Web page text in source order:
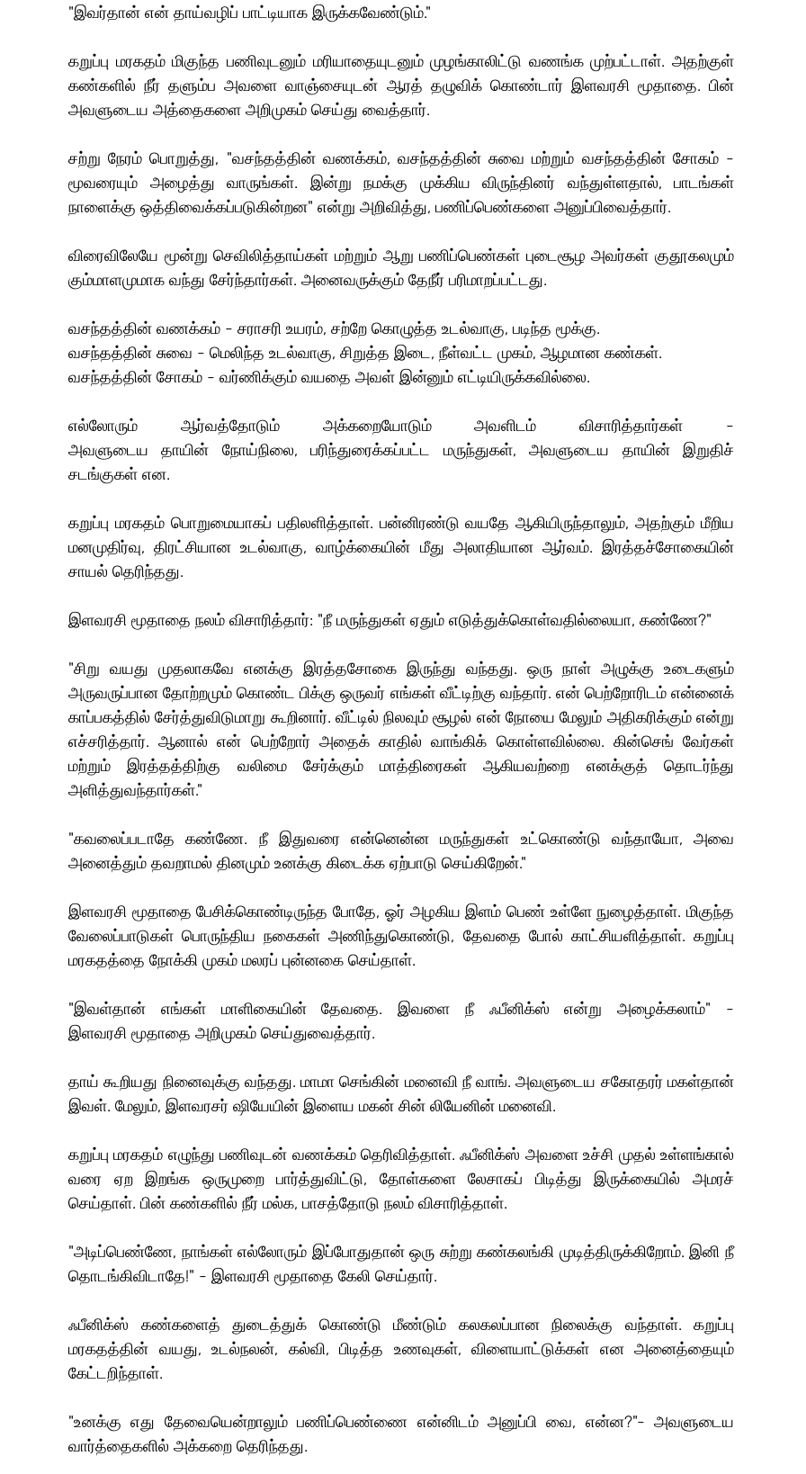
"இவர்தான் என் தாய்வழிப் பாட்டியாக இருக்கவேண்டும்."
கறுப்பு மரகதம் மிகுந்த பணிவுடனும் மரியாதையுடனும் முழங்காலிட்டு வணங்க முற்பட்டாள். அதற்குள்
கண்களில் நீர் தளும்ப அவளை வாஞ்சையுடன் ஆரத் தழுவிக் கொண்டார் இளவரசி மூதாதை. பின்
அவளுடைய அத்தைகளை அறிமுகம் செய்து வைத்தார்.
சற்று நேரம் பொறுத்து, "வசந்தத்தின் வணக்கம், வசந்தத்தின் சுவை மற்றும் வசந்தத்தின் சோகம் -
மூவரையும் அழைத்து வாருங்கள். இன்று நமக்கு முக்கிய விருந்தினர் வந்துள்ளதால், பாடங்கள்
நாளைக்கு ஒத்திவைக்கப்படுகின்றன" என்று அறிவித்து, பணிப்பெண்களை அனுப்பிவைத்தார்.
விரைவிலேயே மூன்று செவிலித்தாய்கள் மற்றும் ஆறு பணிப்பெண்கள் புடைசூழ அவர்கள் குதூகலமும்
கும்மாளமுமாக வந்து சேர்ந்தார்கள். அனைவருக்கும் தேநீர் பரிமாறப்பட்டது.
வசந்தத்தின் வணக்கம் - சராசரி உயரம், சற்றே கொழுத்த உடல்வாகு, படிந்த மூக்கு.
வசந்தத்தின் சுவை - மெலிந்த உடல்வாகு, சிறுத்த இடை, நீள்வட்ட முகம், ஆழமான கண்கள்.
வசந்தத்தின் சோகம் - வர்ணிக்கும் வயதை அவள் இன்னும் எட்டியிருக்கவில்லை.
எல்லோரும் ஆர்வத்தோடும் அக்கறையோடும் அவளிடம் விசாரித்தார்கள் -
அவளுடைய தாயின் நோய்நிலை, பரிந்துரைக்கப்பட்ட மருந்துகள், அவளுடைய தாயின் இறுதிச்
சடங்குகள் என.
கறுப்பு மரகதம் பொறுமையாகப் பதிலளித்தாள். பன்னிரண்டு வயதே ஆகியிருந்தாலும், அதற்கும் மீறிய
மனமுதிர்வு, திரட்சியான உடல்வாகு, வாழ்க்கையின் மீது அலாதியான ஆர்வம். இரத்தச்சோகையின்
சாயல் தெரிந்தது.
இளவரசி மூதாதை நலம் விசாரித்தார்: "நீ மருந்துகள் ஏதும் எடுத்துக்கொள்வதில்லையா, கண்ணே?"
"சிறு வயது முதலாகவே எனக்கு இரத்தசோகை இருந்து வந்தது. ஒரு நாள் அழுக்கு உடைகளும்
அருவருப்பான தோற்றமும் கொண்ட பிக்கு ஒருவர் எங்கள் வீட்டிற்கு வந்தார். என் பெற்றோரிடம் என்னைக்
காப்பகத்தில் சேர்த்துவிடுமாறு கூறினார். வீட்டில் நிலவும் சூழல் என் நோயை மேலும் அதிகரிக்கும் என்று
எச்சரித்தார். ஆனால் என் பெற்றோர் அதைக் காதில் வாங்கிக் கொள்ளவில்லை. கின்செங் வேர்கள்
மற்றும் இரத்தத்திற்கு வலிமை சேர்க்கும் மாத்திரைகள் ஆகியவற்றை எனக்குத் தொடர்ந்து
அளித்துவந்தார்கள்."
"கவலைப்படாதே கண்ணே. நீ இதுவரை என்னென்ன மருந்துகள் உட்கொண்டு வந்தாயோ, அவை
அனைத்தும் தவறாமல் தினமும் உனக்கு கிடைக்க ஏற்பாடு செய்கிறேன்."
இளவரசி மூதாதை பேசிக்கொண்டிருந்த போதே, ஓர் அழகிய இளம் பெண் உள்ளே நுழைத்தாள். மிகுந்த
வேலைப்பாடுகள் பொருந்திய நகைகள் அணிந்துகொண்டு, தேவதை போல் காட்சியளித்தாள். கறுப்பு
மரகதத்தை நோக்கி முகம் மலரப் புன்னகை செய்தாள்.
"இவள்தான் எங்கள் மாளிகையின் தேவதை. இவளை நீ ஃபீனிக்ஸ் என்று அழைக்கலாம்" -
இளவரசி மூதாதை அறிமுகம் செய்துவைத்தார்.
தாய் கூறியது நினைவுக்கு வந்தது. மாமா செங்கின் மனைவி நீ வாங். அவளுடைய சகோதரர் மகள்தான்
இவள். மேலும், இளவரசர் ஷியேயின் இளைய மகன் சின் லியேனின் மனைவி.
கறுப்பு மரகதம் எழுந்து பணிவுடன் வணக்கம் தெரிவித்தாள். ஃபீனிக்ஸ் அவளை உச்சி முதல் உள்ளங்கால்
வரை ஏற இறங்க ஒருமுறை பார்த்துவிட்டு, தோள்களை லேசாகப் பிடித்து இருக்கையில் அமரச்
செய்தாள். பின் கண்களில் நீர் மல்க, பாசத்தோடு நலம் விசாரித்தாள்.
"அடிப்பெண்ணே, நாங்கள் எல்லோரும் இப்போதுதான் ஒரு சுற்று கண்கலங்கி முடித்திருக்கிறோம். இனி நீ
தொடங்கிவிடாதே!" - இளவரசி மூதாதை கேலி செய்தார்.
ஃபீனிக்ஸ் கண்களைத் துடைத்துக் கொண்டு மீண்டும் கலகலப்பான நிலைக்கு வந்தாள். கறுப்பு
மரகதத்தின் வயது, உடல்நலன், கல்வி, பிடித்த உணவுகள், விளையாட்டுக்கள் என அனைத்தையும்
கேட்டறிந்தாள்.
"உனக்கு எது தேவையென்றாலும் பணிப்பெண்ணை என்னிடம் அனுப்பி வை, என்ன?"- அவளுடைய
வார்த்தைகளில் அக்கறை தெரிந்தது.